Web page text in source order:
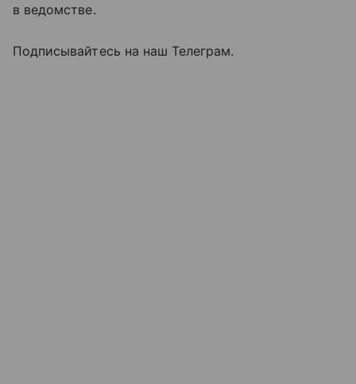
в ведомстве.
Подписывайтесь на наш Телеграм.